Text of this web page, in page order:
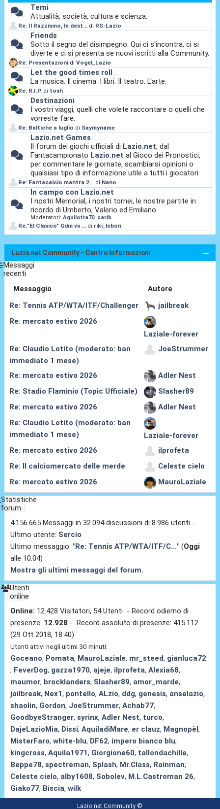
Temi
Attualità, società, cultura e scienza.
Re: Il Razzismo, le dest... di RG-Lazio
Friends
Sotto il segno del disimpegno. Qui ci s'incontra, ci si
diverte e ci si presenta se nuovi iscritti alla Community.
Re: Presentazioni diVogel_Lazio
Let the good times roll
La musica. Il cinema. I libri. Il teatro. L'arte.
Re: R.I.P. di tosh
Destinazioni
I vostri viaggi, quelli che volete raccontare o quelli che
vorreste fare.
Re: Baltiche a luglio di Saymyname
Lazio.net Games
Il forum dei giochi ufficiali di Lazio.net, dal
Fantacampionato Lazio.net al Gioco dei Pronostici,
per commentare le giornate, scambiarsi opinioni o
qualsiasi tipo di informazione utile a tutti i giocatori
Re: Fantacalcio mantra 2... di Nano
In campo con Lazio.net
I nostri Memorial, i nostri tornei, le nostre partite in
ricordo di Umberto, Valerio ed Emiliano.
Moderatori:Aquilotta70, carib
Re:"El Clasico" Gdm vs ... di riki_lebon
Lazio.net Community - Centro Informazioni
Messaggi
recenti
Messaggio
Autore
Re: Tennis ATP/WTA/ITF/Challenger
jailbreak
Re: mercato estivo 2026
Laziale-forever
Re: Claudio Lotito (moderato: ban
immediato 1 mese)
JoeStrummer
Re: mercato estivo 2026
Adler Nest
Re: Stadio Flaminio (Topic Ufficiale)
Slasher89
Re: mercato estivo 2026
Adler Nest
Re: Claudio Lotito (moderato: ban
immediato 1 mese)
Laziale-forever
Re: mercato estivo 2026
ilprofeta
Re: Il calciomercato delle merde
Celeste cielo
Re: mercato estivo 2026
MauroLaziale
Statistiche
forum
4.156.665 Messaggi in 32.094 discussioni di 8.986 utenti -
Ultimo utente: Sercio
Ultimo messaggio:"Re: Tennis ATP/WTA/ITF/C..." (Oggi
alle 10:04)
Mostra gli ultimi messaggi del forum.
Utenti
online
Online: 12.428 Visitatori, 54 Utenti - Record odierno di
presenze: 12.928 - Record assoluto di presenze: 415.112
(29 Ott 2018, 18:40)
Utenti attivi negli ultimi 30 minuti:
Goceano, Pomata, MauroLaziale, mr_steed, gianluca72
, FeverDog, gazza1970, ajeje, ilprofeta,Alexia68,
maumor, brocklanders, Slasher89, amor_marde,
jailbreak, Nex1, pontello,ALzio, ddg, genesis, anselazio,
shaolin, Gordon, JoeStrummer,Achab77,
GoodbyeStranger,syrinx,Adler Nest, turco,
DajeLazioMia, Dissi,AquiladiMare, er clauz, Magnopèl,
MisterFaro,white-blu, DF62, impero bianco blu,
kingcross,Aquila1971, Giorgione60, tallondachille,
Beppe78,spectreman, Splash, Mr.Class, Rainman,
Celeste cielo, alby1608, Sobolev, M.L.Castroman 26,
Giako77, Biscia,wilk
Lazio.net Community ©